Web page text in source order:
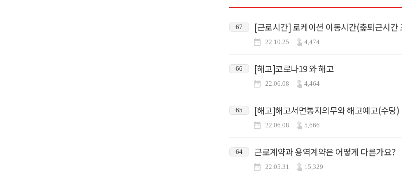
67 [근로시간] 로케이션 이동시간(춮퇴근시
22.10.25 4,474
66 [해고]코로나19 와 해고
22.06.08 4,464
65 [해고]해고서면통지의무와 해고예고(수당)
22.06.08 5,666
64 근로계약과 용역계약은 어떻게 다른가요?
22.05.31 15,329